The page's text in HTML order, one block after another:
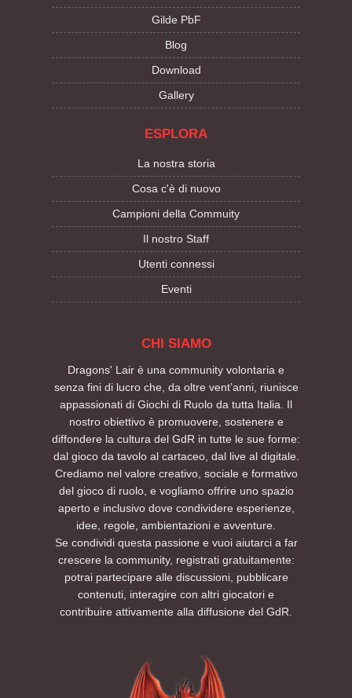
Gilde PbF
Blog
Download
Gallery
ESPLORA
La nostra storia
Cosa c'è di nuovo
Campioni della Commuity
Il nostro Staff
Utenti connessi
Eventi
CHI SIAMO
Dragons' Lair è una community volontaria e
senza fini di lucro che, da oltre vent’anni, riunisce
appassionati di Giochi di Ruolo da tutta Italia. Il
nostro obiettivo è promuovere, sostenere e
diffondere la cultura del GdR in tutte le sue forme:
dal gioco da tavolo al cartaceo, dal live al digitale.
Crediamo nel valore creativo, sociale e formativo
del gioco di ruolo, e vogliamo offrire uno spazio
aperto e inclusivo dove condividere esperienze,
idee, regole, ambientazioni e avventure.
Se condividi questa passione e vuoi aiutarci a far
crescere la community, registrati gratuitamente:
potrai partecipare alle discussioni, pubblicare
contenuti, interagire con altri giocatori e
contribuire attivamente alla diffusione del GdR.